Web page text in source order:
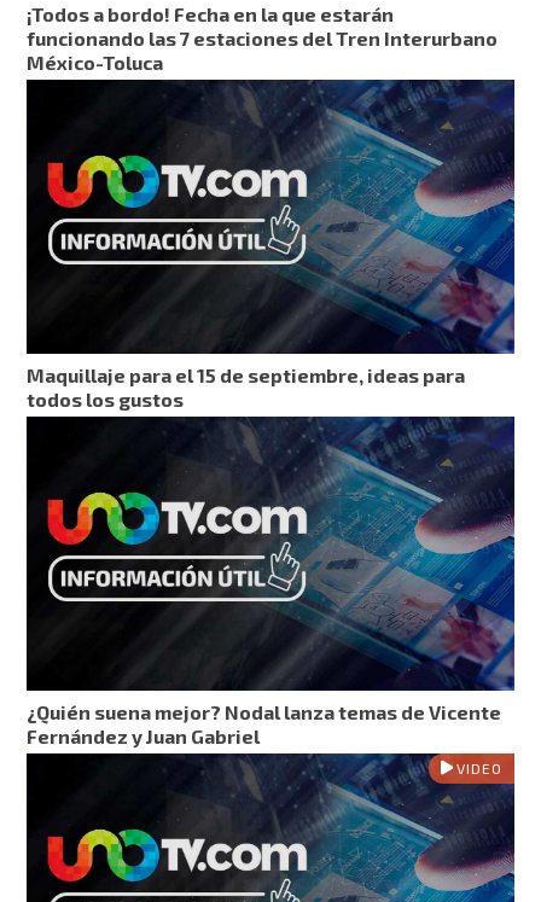
¡Todos a bordo! Fecha en la que estarán
funcionando las 7 estaciones del Tren Interurbano
México-Toluca
Maquillaje para el 15 de septiembre, ideas para
todos los gustos
¿Quién suena mejor? Nodal lanza temas de Vicente
Fernández y Juan Gabriel
VIDEO